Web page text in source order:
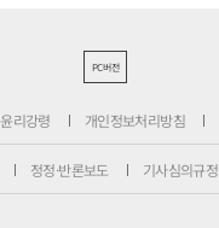
PC버전
윤리강령 개인정보처리방침
정정·반론보도 기사심의규정